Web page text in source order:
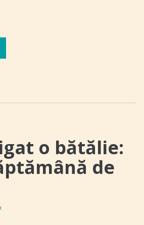
o bătălie:
de